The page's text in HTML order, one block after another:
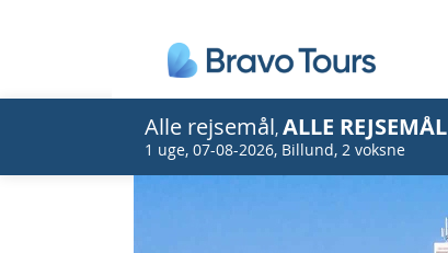
Alle rejsemål, ALLE REJSEMÅL
1 uge, 07-08-2026, Billund, 2 voksne